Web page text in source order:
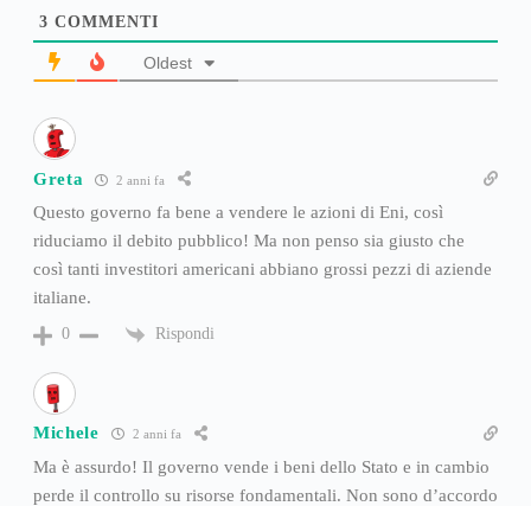
3 COMMENTI
Oldest
Greta 2 anni fa
Questo governo fa bene a vendere le azioni di Eni, così
riduciamo il debito pubblico! Ma non penso sia giusto che
così tanti investitori americani abbiano grossi pezzi di aziende
italiane.
0 Rispondi
Michele 2 anni fa
Ma è assurdo! Il governo vende i beni dello Stato e in cambio
perde il controllo su risorse fondamentali. Non sono d’accordo